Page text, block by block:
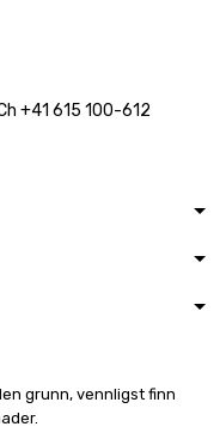

+41 615 100-612
grunn, vennligst finn